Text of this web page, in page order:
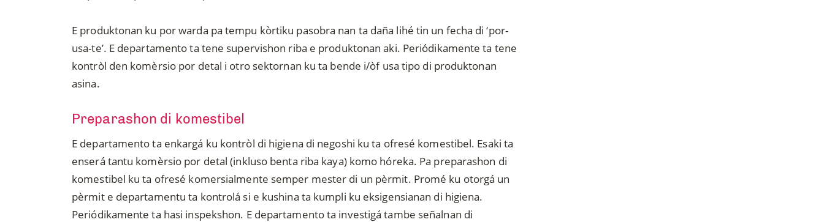
E produktonan ku por warda pa tempu kòrtiku pasobra nan ta daña lihé tin un fecha di ‘por-
usa-te’. E departamento ta tene supervishon riba e produktonan aki. Periódikamente ta tene
kontròl den komèrsio por detal i otro sektornan ku ta bende i/òf usa tipo di produktonan
asina.
Preparashon di komestibel
E departamento ta enkargá ku kontròl di higiena di negoshi ku ta ofresé komestibel. Esaki ta
enserá tantu komèrsio por detal (inkluso benta riba kaya) komo hóreka. Pa preparashon di
komestibel ku ta ofresé komersialmente semper mester di un pèrmit. Promé ku otorgá un
pèrmit e departamentu ta kontrolá si e kushina ta kumpli ku eksigensianan di higiena.
Periódikamente ta hasi inspekshon. E departamento ta investigá tambe señalnan di